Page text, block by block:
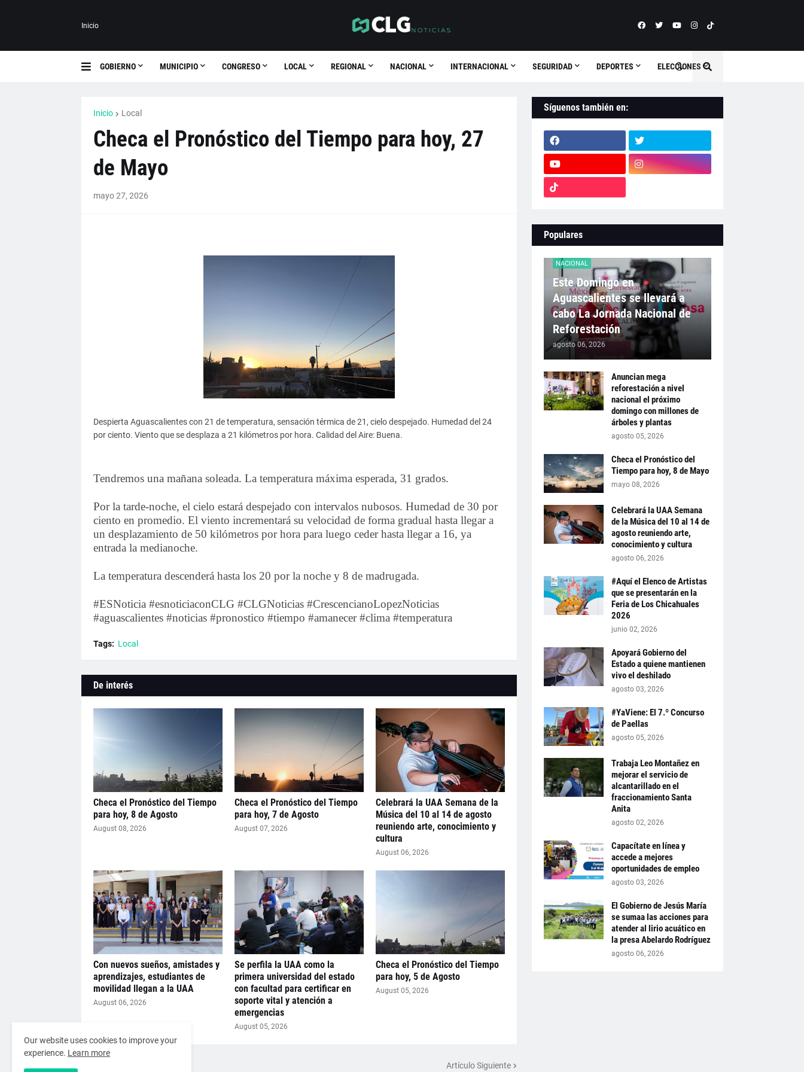
Inicio
GOBIERNO MUNICIPIO CONGRESO LOCAL REGIONAL NACIONAL INTERNACIONAL SEGURIDAD DEPORTES ELECCIONES
Inicio Local
Checa el Pronóstico del Tiempo para hoy, 27
de Mayo
mayo 27, 2026
Despierta Aguascalientes con 21 de temperatura, sensación térmica de 21, cielo despejado. Humedad del 24
por ciento. Viento que se desplaza a 21 kilómetros por hora. Calidad del Aire: Buena.
Tendremos una mañana soleada. La temperatura máxima esperada, 31 grados.
Por la tarde-noche, el cielo estará despejado con intervalos nubosos. Humedad de 30 por
ciento en promedio. El viento incrementará su velocidad de forma gradual hasta llegar a
un desplazamiento de 50 kilómetros por hora para luego ceder hasta llegar a 16, ya
entrada la medianoche.
La temperatura descenderá hasta los 20 por la noche y 8 de madrugada.
#ESNoticia #esnoticiaconCLG #CLGNoticias #CrescencianoLopezNoticias
#aguascalientes #noticias #pronostico #tiempo #amanecer #clima #temperatura
Tags: Local
De interés
Checa el Pronóstico del Tiempo
para hoy, 8 de Agosto
August 08, 2026
Checa el Pronóstico del Tiempo
para hoy, 7 de Agosto
August 07, 2026
Celebrará la UAA Semana de la
Música del 10 al 14 de agosto
reuniendo arte, conocimiento y
cultura
August 06, 2026
Con nuevos sueños, amistades y
aprendizajes, estudiantes de
movilidad llegan a la UAA
August 06, 2026
Se perfila la UAA como la
primera universidad del estado
con facultad para certificar en
soporte vital y atención a
emergencias
August 05, 2026
Checa el Pronóstico del Tiempo
para hoy, 5 de Agosto
August 05, 2026
Artículo Siguiente
Síguenos también en:
Populares
NACIONAL
Este Domingo en
Aguascalientes se llevará a
cabo La Jornada Nacional de
Reforestación
agosto 06, 2026
Anuncian mega
reforestación a nivel
nacional el próximo
domingo con millones de
árboles y plantas
agosto 05, 2026
Checa el Pronóstico del
Tiempo para hoy, 8 de Mayo
mayo 08, 2026
Celebrará la UAA Semana
de la Música del 10 al 14 de
agosto reuniendo arte,
conocimiento y cultura
agosto 06, 2026
#Aquí el Elenco de Artistas
que se presentarán en la
Feria de Los Chicahuales
2026
junio 02, 2026
Apoyará Gobierno del
Estado a quiene mantienen
vivo el deshilado
agosto 03, 2026
#YaViene: El 7.º Concurso
de Paellas
agosto 05, 2026
Trabaja Leo Montañez en
mejorar el servicio de
alcantarillado en el
fraccionamiento Santa
Anita
agosto 02, 2026
Capacítate en línea y
accede a mejores
oportunidades de empleo
agosto 03, 2026
El Gobierno de Jesús María
se sumaa las acciones para
atender al lirio acuático en
la presa Abelardo Rodríguez
agosto 06, 2026
Our website uses cookies to improve your
experience. Learn more